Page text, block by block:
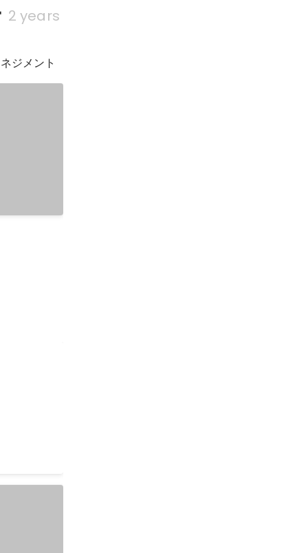
2 years
ジメント